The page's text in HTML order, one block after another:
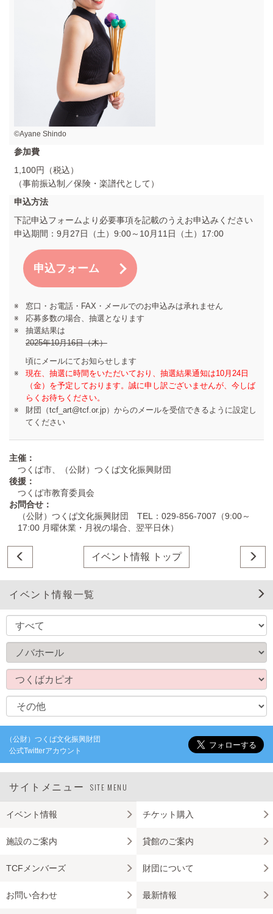
©Ayane Shindo
参加費
1,100円（税込）
（事前振込制／保険・楽譜代として）
申込方法
下記申込フォームより必要事項を記載のうえお申込みください
申込期間：9月27日（土）9:00～10月11日（土）17:00
申込フォーム
窓口・お電話・FAX・メールでのお申込みは承れません
応募多数の場合、抽選となります
抽選結果は
2025年10月16日（木）
頃にメールにてお知らせします
現在、抽選に時間をいただいており、抽選結果通知は10月24日
（金）を予定しております。誠に申し訳ございませんが、今しば
らくお待ちください。
財団（tcf_art@tcf.or.jp）からのメールを受信できるように設定し
てください
主催：
つくば市、（公財）つくば文化振興財団
後援：
つくば市教育委員会
お問合せ：
（公財）つくば文化振興財団 TEL：029-856-7007（9:00～
17:00 月曜休業・月祝の場合、翌平日休）
イベント情報 トップ
イベント情報一覧
（公財）つくば文化振興財団
公式Twitterアカウント
サイトメニュー SITE MENU
イベント情報 チケット購入
施設のご案内 貸館のご案内
TCFメンバーズ 財団について
お問い合わせ 最新情報